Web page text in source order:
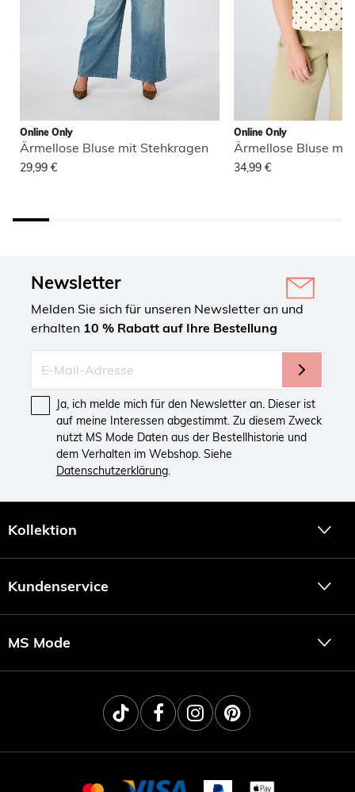
Online Only
Ärmellose Bluse mit Stehkragen
29,99 €
Online Only
Ärmellose Bluse
34,99 €
Newsletter
Melden Sie sich für unseren Newsletter an und
erhalten 10 % Rabatt auf Ihre Bestellung
Ja, ich melde mich für den Newsletter an. Dieser ist
auf meine Interessen abgestimmt. Zu diesem Zweck
nutzt MS Mode Daten aus der Bestellhistorie und
dem Verhalten im Webshop. Siehe
Datenschutzerklärung.
Kollektion
Kundenservice
MS Mode